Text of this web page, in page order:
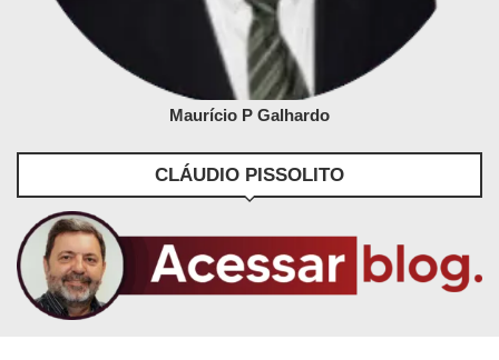
Maurício P Galhardo
CLÁUDIO PISSOLITO